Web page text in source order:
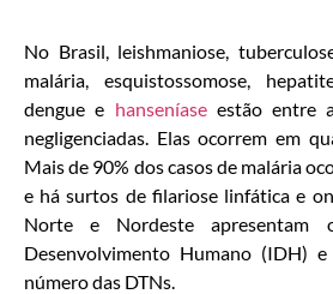
No Brasil, leishmaniose,
malária, esquistossomose,
dengue e hanseníaseestão entre
negligenciadas. Elas ocorrem em
Mais de 90% dos casos de malária
e há surtos de filariose linfática e
Norte e Nordeste apresentam
Desenvolvimento Humano (IDH)
número das DTNs.